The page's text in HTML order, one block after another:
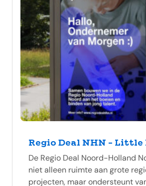
Regio Deal NHN - Little
De Regio Deal Noord-Holland
niet alleen ruimte aan grote
projecten, maar ondersteunt